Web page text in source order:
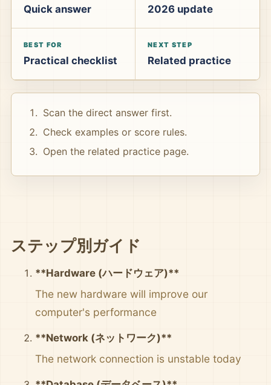
Quick answer 2026 update
BEST FOR
Practical checklist
NEXT STEP
Related practice
Scan the direct answer first.
Check examples or score rules.
Open the related practice page.
ステップ別ガイド
**Hardware (ハードウェア)**
The new hardware will improve our
computer's performance
**Network (ネットワーク)**
The network connection is unstable today